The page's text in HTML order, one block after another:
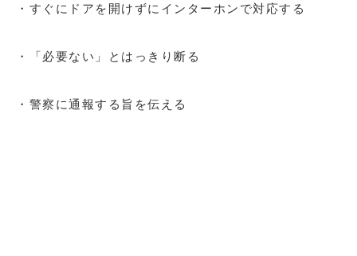
・すぐにドアを開けずにインターホンで対応する
・「必要ない」とはっきり断る
・警察に通報する旨を伝える